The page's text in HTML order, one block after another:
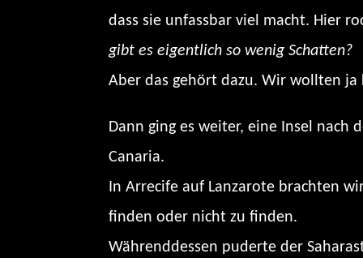
dass sie unfassbar viel macht. Hier
gibt es eigentlich so wenig Schatten?
Aber das gehört dazu. Wir wollten ja
Dann ging es weiter, eine Insel nach
Canaria.
In Arrecife auf Lanzarote brachten
finden oder nicht zu finden.
Währenddessen puderte der